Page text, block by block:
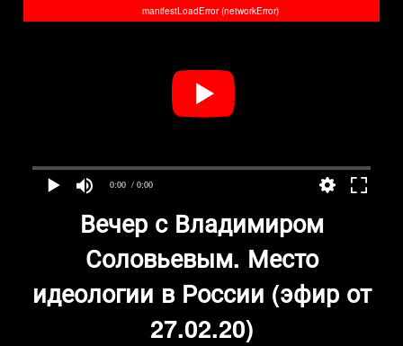
0:00 / 0:00
manifestLoadError (networkError)
Вечер с Владимиром
Соловьевым. Место
идеологии в России (эфир от
27.02.20)